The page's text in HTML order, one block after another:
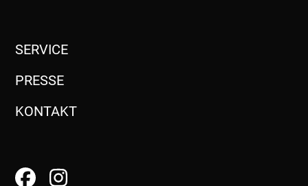
SERVICE
PRESSE
KONTAKT